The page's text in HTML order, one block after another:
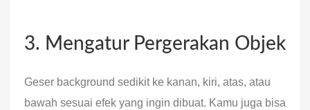
3. Mengatur Pergerakan Objek
Geser background sedikit ke kanan, kiri, atas, atau
bawah sesuai efek yang ingin dibuat. Kamu juga bisa